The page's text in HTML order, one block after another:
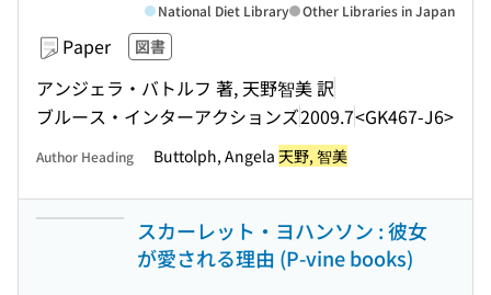
Paper 図書
アンジェラ・バトルフ 著, 天野智美 訳
ブルース・インターアクションズ2009.7<GK467-J6>
National Diet Library Other Libraries in Japan
Author Heading Buttolph, Angela 天野, 智美
スカーレット・ヨハンソン : 彼女
が愛される理由 (P-vine books)